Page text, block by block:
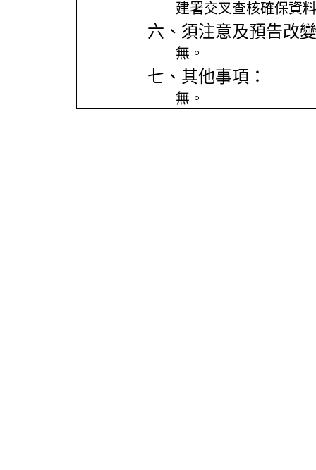
建署交叉查核確保資
六、須注意及預告改
無。
七、其他事項：
無。